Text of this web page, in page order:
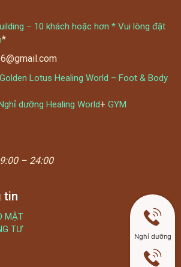
– 10 khách hoặc hơn * Vui lòng đặt
*
Lotus Healing World – Foot & Body
dưỡng Healing World+ GYM
– 24:00
tin
MẬT
TƯ
Nghỉ dưỡng